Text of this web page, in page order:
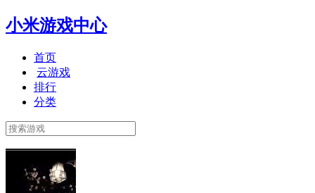
小米游戏中心
首页
云游戏
排行
分类